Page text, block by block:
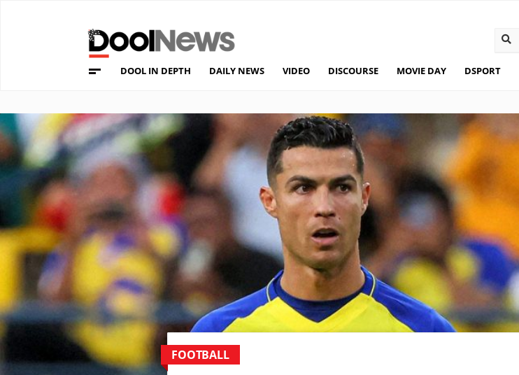
DOOL IN DEPTH DAILY NEWS VIDEO DISCOURSE MOVIE DAY DSPORT
FOOTBALL